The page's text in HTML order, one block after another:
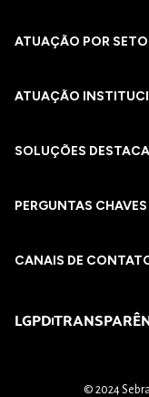
ATUAÇÃO POR
ATUAÇÃO
SOLUÇÕES
PERGUNTAS CHAVES​
CANAIS DE
LGPD
© 2024